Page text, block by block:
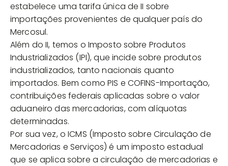
estabelece uma tarifa única de II sobre
importações provenientes de qualquer país do
Mercosul.
Além do II, temos o Imposto sobre Produtos
Industrializados (IPI), que incide sobre produtos
industrializados, tanto nacionais quanto
importados. Bem como PIS e COFINS-Importação,
contribuições federais aplicadas sobre o valor
aduaneiro das mercadorias, com alíquotas
determinadas.
Por sua vez, o ICMS (Imposto sobre Circulação de
Mercadorias e Serviços) é um imposto estadual
que se aplica sobre a circulação de mercadorias e